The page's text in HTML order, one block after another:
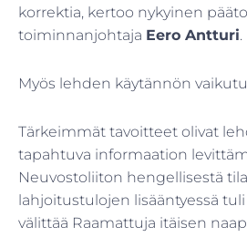
korrektia, kertoo nykyinen
toiminnanjohtaja Eero Antturi.
Myös lehden käytännön
Tärkeimmät tavoitteet olivat
tapahtuva informaation
Neuvostoliiton hengellisestä
lahjoitustulojen lisääntyessä
välittää Raamattuja itäisen